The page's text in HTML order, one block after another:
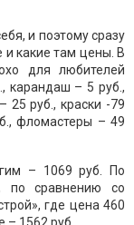
и поэтому сразу
и какие там цены. В
для любителей
карандаш – 5 руб.,
25 руб., краски -79
фломастеры – 49
– 1069 руб. По
по сравнению со
где цена 460